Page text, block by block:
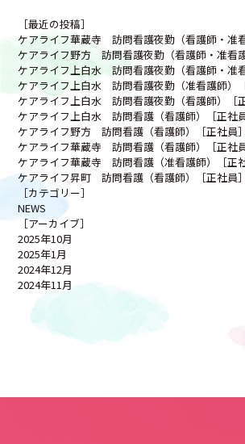
［最近の投稿］
ケアライフ華蔵寺 訪問看護夜勤（看護師・准
ケアライフ野方 訪問看護夜勤（看護師・准看
ケアライフ上白水 訪問看護夜勤（看護師・准
ケアライフ上白水 訪問看護夜勤（准看護師）［
ケアライフ上白水 訪問看護夜勤（看護師）［正
ケアライフ上白水 訪問看護（看護師）［正社員
ケアライフ野方 訪問看護（看護師）［正社員］
ケアライフ華蔵寺 訪問看護（看護師）［正社員
ケアライフ華蔵寺 訪問看護（准看護師）［正社
ケアライフ昇町 訪問看護（看護師）［正社員］
［カテゴリー］
NEWS
［アーカイブ］
2025年10月
2025年1月
2024年12月
2024年11月